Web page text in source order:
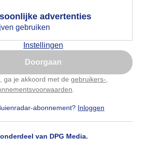
advertenties
gebruiken
Instellingen
Doorgaan
ga je akkoord met de gebruikers-
abonnement? Inloggen
van DPG Media.
waarin deze toestemming
gevraagd wordt.
Is goed, toon de popup
niet, misschien later
en wil je niet elke dag deze pop-up
hierom dit aan te passen